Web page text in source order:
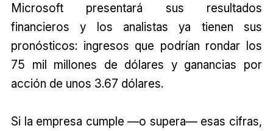
Microsoft presentará sus resultados
financieros y los analistas ya tienen sus
pronósticos: ingresos que podrían rondar los
75 mil millones de dólares y ganancias por
acción de unos 3.67 dólares.
Si la empresa cumple —o supera— esas cifras,